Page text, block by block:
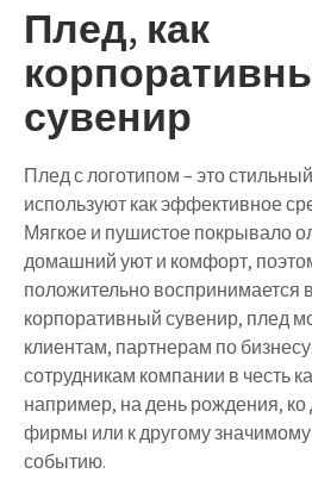
Плед, как
сувенир
Плед с логотипом – это
используют как эффективное
Мягкое и пушистое покрывало
домашний уют и комфорт,
положительно воспринимается
корпоративный сувенир, плед
клиентам, партнерам по
сотрудникам компании в честь
например, на день рождения,
фирмы или к другому
событию.